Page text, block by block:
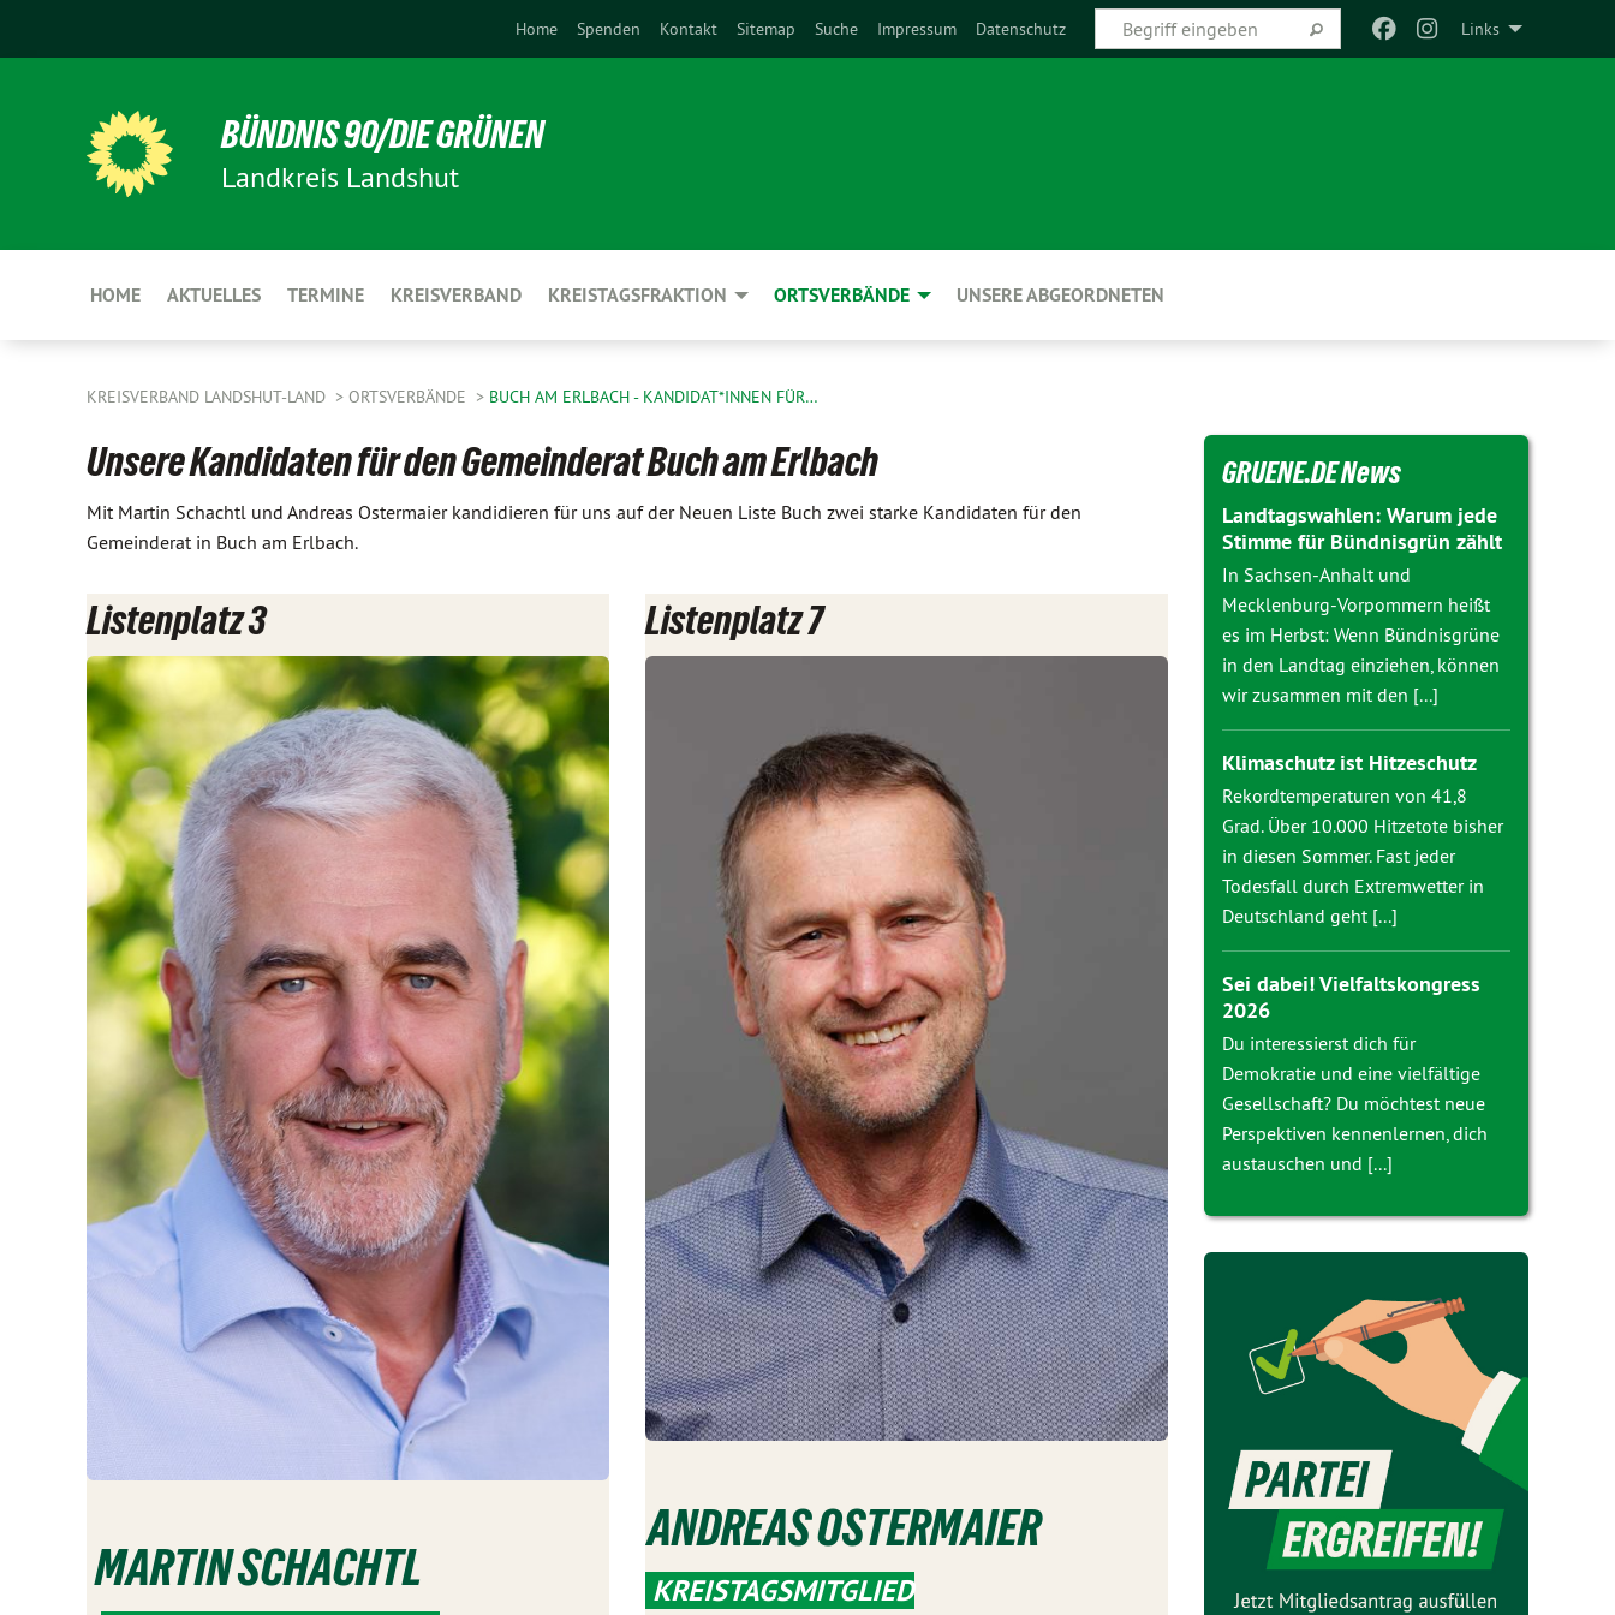
Links
Home Spenden Kontakt Sitemap Suche Impressum Datenschutz
BÜNDNIS 90/DIE GRÜNEN
Landkreis Landshut
HOME AKTUELLES TERMINE KREISVERBAND KREISTAGSFRAKTION ORTSVERBÄNDE UNSERE ABGEORDNETEN
KREISVERBAND LANDSHUT-LAND ORTSVERBÄNDE BUCH AM ERLBACH - KANDIDAT*INNEN FÜR…
Unsere Kandidaten für den Gemeinderat Buch am Erlbach
Mit Martin Schachtl und Andreas Ostermaier kandidieren für uns auf der Neuen Liste Buch zwei starke Kandidaten für den
Gemeinderat in Buch am Erlbach.
Listenplatz 3
MARTIN SCHACHTL
Listenplatz 7
ANDREAS OSTERMAIER
KREISTAGSMITGLIED
GRUENE.DE News
Landtagswahlen: Warum jede
Stimme für Bündnisgrün zählt
In Sachsen-Anhalt und
Mecklenburg-Vorpommern heißt
es im Herbst: Wenn Bündnisgrüne
in den Landtag einziehen, können
wir zusammen mit den [...]
Klimaschutz ist Hitzeschutz
Rekordtemperaturen von 41,8
Grad. Über 10.000 Hitzetote bisher
in diesen Sommer. Fast jeder
Todesfall durch Extremwetter in
Deutschland geht [...]
Sei dabei! Vielfaltskongress
2026
Du interessierst dich für
Demokratie und eine vielfältige
Gesellschaft? Du möchtest neue
Perspektiven kennenlernen, dich
austauschen und [...]